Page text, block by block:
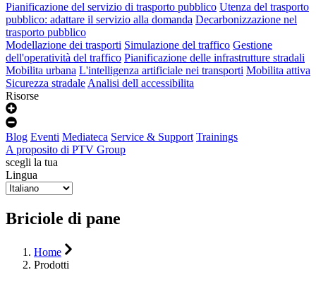
Pianificazione del servizio di trasporto pubblico Utenza del trasporto
pubblico: adattare il servizio alla domanda Decarbonizzazione nel
trasporto pubblico
Modellazione dei trasporti Simulazione del traffico Gestione
dell'operatività del traffico Pianificazione delle infrastrutture stradali
Mobilita urbana L'intelligenza artificiale nei transporti Mobilita attiva
Sicurezza stradaleAnalisi dell accessibilita
Risorse
Blog Eventi Mediateca Service & Support Trainings
A proposito di PTV Group
scegli la tua
Lingua
Briciole di pane
Home
Prodotti